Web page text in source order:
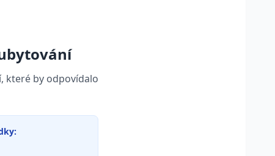
které by odpovídalo